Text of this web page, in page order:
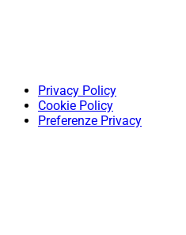
Privacy Policy
Cookie Policy
Preferenze Privacy